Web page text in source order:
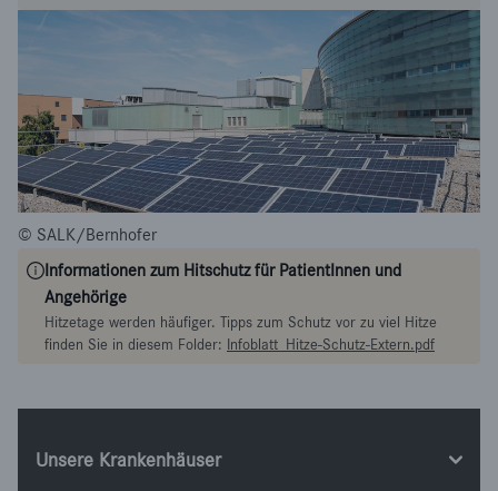
© SALK/Bernhofer
Informationen zum Hitschutz für PatientInnen und
Angehörige
Hitzetage werden häufiger. Tipps zum Schutz vor zu viel Hitze
finden Sie in diesem Folder: Infoblatt_Hitze-Schutz-Extern.pdf
Unsere Krankenhäuser